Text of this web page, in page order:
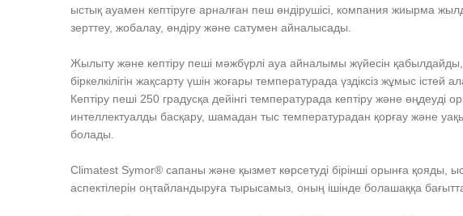
ыстық ауамен кептіруге арналған пеш өндірушісі, компания жиырма
зерттеу, жобалау, өндіру және сатумен айналысады.
Жылыту және кептіру пеші мәжбүрлі ауа айналымы жүйесін
біркелкілігін жақсарту үшін жоғары температурада үздіксіз жұмыс істей
Кептіру пеші 250 градусқа дейінгі температурада кептіру және
интеллектуалды басқару, шамадан тыс температурадан қорғау және
болады.
Climatest Symor® сапаны және қызмет көрсетуді бірінші орынға қояды,
аспектілерін оңтайландыруға тырысамыз, оның ішінде болашаққа